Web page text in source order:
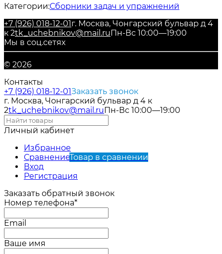
Категории:Сборники задач и упражнений
+7 (926) 018-12-01г. Москва, Чонгарский бульвар д 4
к 2tk_uchebnikov@mail.ruПн-Вс 10:00—19:00
Мы в соц.сетях
© 2026
Контакты
+7 (926) 018-12-01Заказать звонок
г. Москва, Чонгарский бульвар д 4 к
2tk_uchebnikov@mail.ruПн-Вс 10:00—19:00
Личный кабинет
Избранное
СравнениеТовар в сравнении
Вход
Регистрация
Заказать обратный звонок
Номер телефона*
Email
Ваше имя